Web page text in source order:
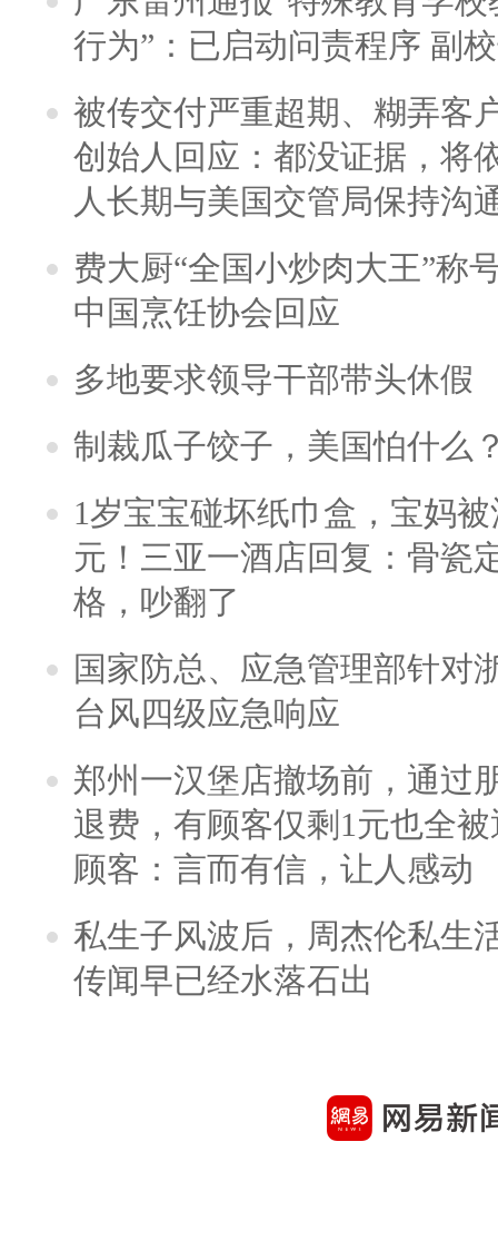
行为”：已启动问责程序 副
被传交付严重超期、糊弄客
创始人回应：都没证据，将
人长期与美国交管局保持沟
费大厨“全国小炒肉大王”称
中国烹饪协会回应
多地要求领导干部带头休假
制裁瓜子饺子，美国怕什么
1岁宝宝碰坏纸巾盒，宝妈
元！三亚一酒店回复：骨瓷
格，吵翻了
国家防总、应急管理部针对
台风四级应急响应
郑州一汉堡店撤场前，通过
退费，有顾客仅剩1元也全
顾客：言而有信，让人感动
私生子风波后，周杰伦私生
传闻早已经水落石出